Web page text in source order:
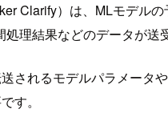
Clarify）は、MLモデル
理結果などのデータが送
されるモデルパラメー
す。